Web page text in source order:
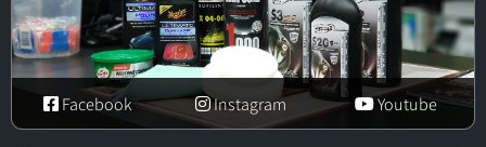
Youtube
Instagram
Facebook